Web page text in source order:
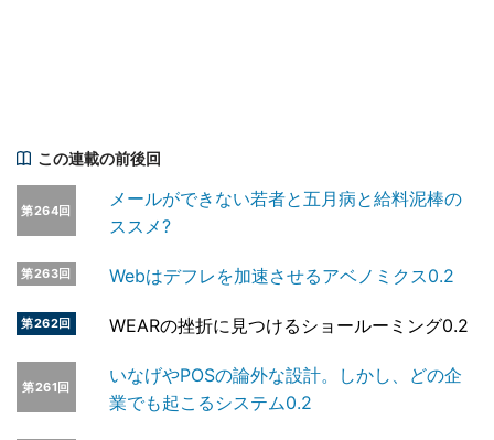
この連載の前後回
第264回
メールができない若者と五月病と給料泥棒の
ススメ?
第263回 Webはデフレを加速させるアベノミクス0.2
第262回 WEARの挫折に見つけるショールーミング0.2
第261回
いなげやPOSの論外な設計。しかし、どの企
業でも起こるシステム0.2